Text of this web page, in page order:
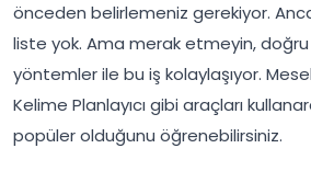
önceden belirlemeniz gerekiyor.
liste yok. Ama merak etmeyin,
yöntemler ile bu iş kolaylaşıyor.
Kelime Planlayıcı gibi araçları
popüler olduğunu öğrenebilirsiniz.